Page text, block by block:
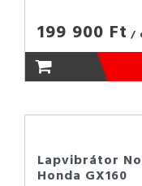
199 900 Ft /
Lapvibrátor
Honda GX160